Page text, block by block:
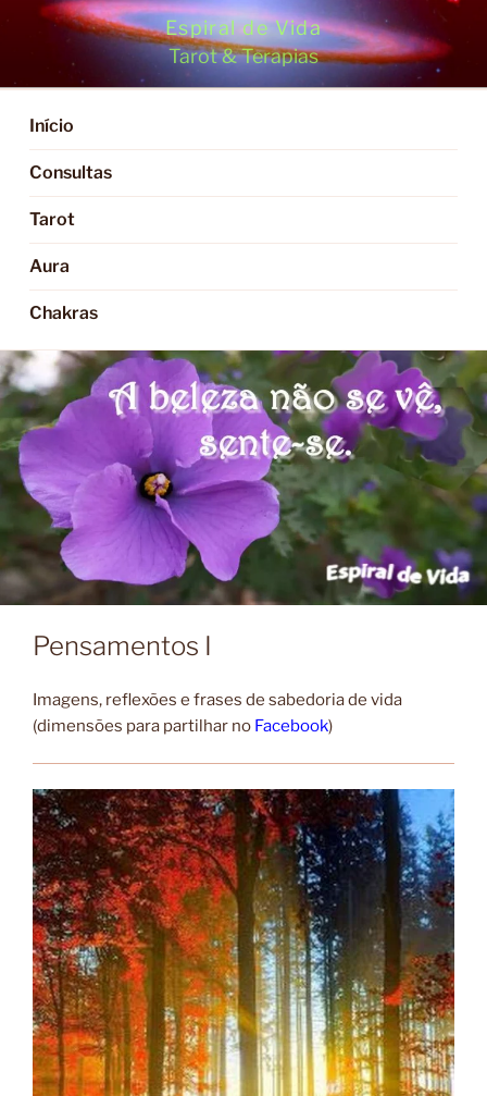
Saltar
conteúdo
Espiral de Vida
Tarot & Terapias
Início
Consultas
Tarot
Aura
Chakras
Pensamentos I
Imagens, reflexões e frases de sabedoria de vida
(dimensões para partilhar no Facebook)